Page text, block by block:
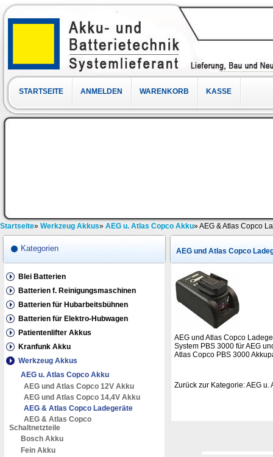
STARTSEITE ANMELDEN WARENKORB KASSE
Startseite» Werkzeug Akkus» AEG u. Atlas Copco Akku»AEG & Atlas Copco
AEG und Atlas Copco
AEG und Atlas Copco
System PBS 3000 für AEG
Atlas Copco PBS 3000
Zurück zur Kategorie:AEG u.
Kategorien
Blei Batterien
Batterien f. Reinigungsmaschinen
Batterien für Hubarbeitsbühnen
Batterien für Elektro-Hubwagen
Patientenlifter Akkus
Kranfunk Akku
Werkzeug Akkus
AEG u. Atlas Copco Akku
AEG und Atlas Copco 12V Akku
AEG und Atlas Copco 14,4V Akku
AEG & Atlas Copco Ladegeräte
AEG & Atlas Copco
Schaltnetzteile
Bosch Akku
Fein Akku